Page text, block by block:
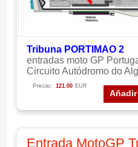
Tribuna PORTIMAO 2
entradas moto GP
Circuito Autódromo do
Precio: 121.00 EUR
Entrada MotoGP